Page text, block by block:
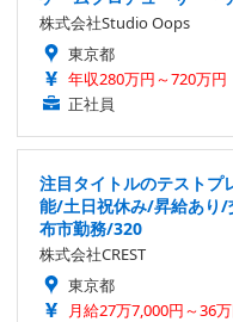
株式会社Studio Oops
東京都
年収280万円～720万円
正社員
注目タイトルのテストプ
能/土日祝休み/昇給あり/
布市勤務/320
株式会社CREST
東京都
月給27万7,000円～36